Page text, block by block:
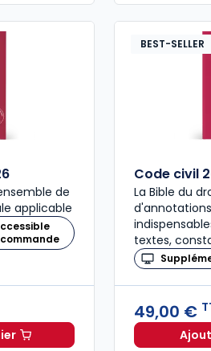
de
applicable
Social 2026 à 209,00 € TTC
BEST-SELLER
Code civil
La Bible du
textes,
49,00 €